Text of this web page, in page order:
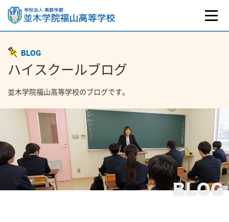
BLOG
BLOG
ハイスクールブログ
並木学院福山高等学校のブログです。